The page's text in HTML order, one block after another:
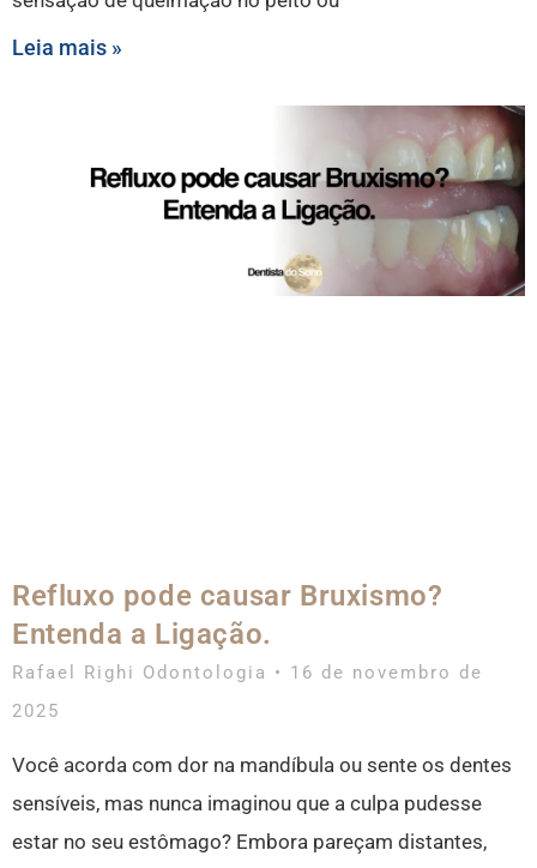
Leia mais »
Refluxo pode causar Bruxismo?
Entenda a Ligação.
Rafael Righi Odontologia
16 de novembro de
2025
Você acorda com dor na mandíbula ou sente os dentes
sensíveis, mas nunca imaginou que a culpa pudesse
estar no seu estômago? Embora pareçam distantes,